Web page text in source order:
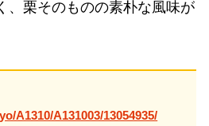
、栗そのものの素朴な風味が
A1310/A131003/13054935/